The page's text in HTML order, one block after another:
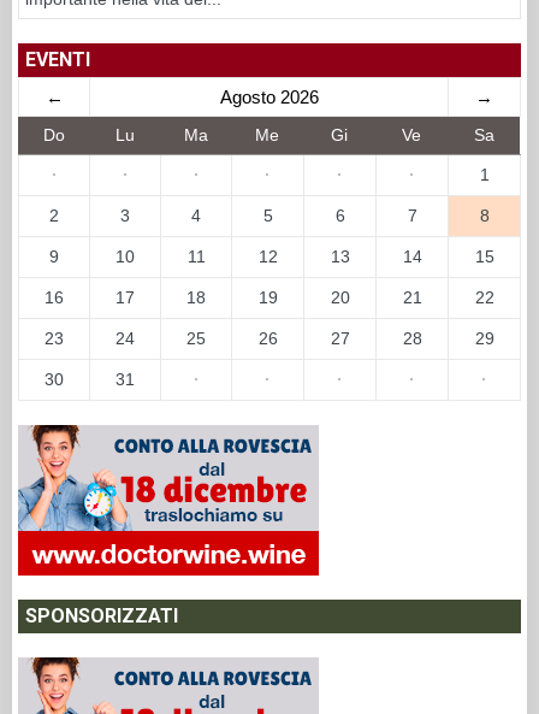
EVENTI
← Agosto 2026 →
Do Lu Ma Me Gi Ve Sa
· · · · · · 1
2 3 4 5 6 7 8
9 10 11 12 13 14 15
16 17 18 19 20 21 22
23 24 25 26 27 28 29
30 31 · · · · ·
SPONSORIZZATI